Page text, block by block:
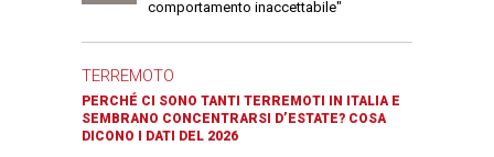
comportamento inaccettabile"
TERREMOTO
PERCHÉ CI SONO TANTI TERREMOTI IN ITALIA E
SEMBRANO CONCENTRARSI D’ESTATE? COSA
DICONO I DATI DEL 2026